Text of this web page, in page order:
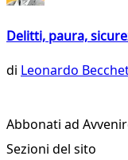
Delitti, paura,
di Leonardo
Abbonati ad
Sezioni del sito